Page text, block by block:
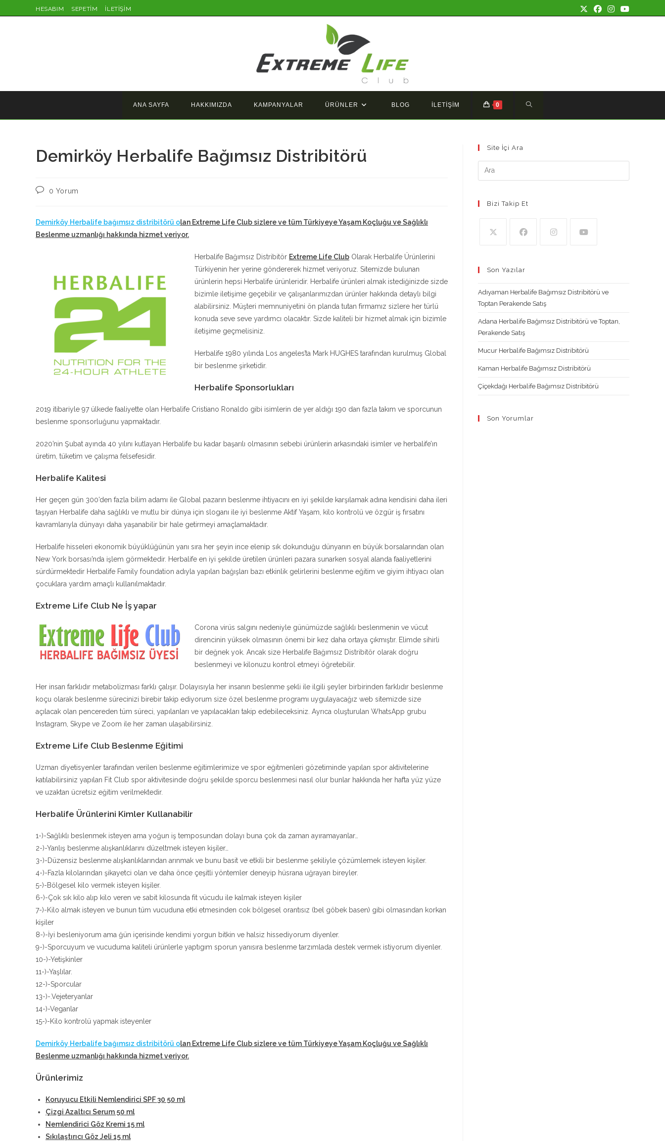
to
HESABIM SEPETİM İLETİŞİM
ANA SAYFA HAKKIMIZDA KAMPANYALAR ÜRÜNLER BLOG İLETİŞİM 0 TOGGLE
SEARCH
Demirköy Herbalife Bağımsız Distribitörü
Post0 Yorum
Demirköy Herbalife bağımsız distribitörü olan Extreme Life Club sizlere ve tüm Türkiyeye Yaşam Koçluğu ve Sağlıklı
Beslenme uzmanlığı hakkında hizmet veriyor.
Herbalife Bağımsız Distribitör Extreme Life Club Olarak Herbalife Ürünlerini
Türkiyenin her yerine göndererek hizmet veriyoruz. Sitemizde bulunan
ürünlerin hepsi Herbalife ürünleridir. Herbalife ürünleri almak istediğinizde sizde
bizimle iletişime geçebilir ve çalışanlarımızdan ürünler hakkında detaylı bilgi
alabilirsiniz. Müşteri memnuniyetini ön planda tutan firmamız sizlere her türlü
konuda seve seve yardımcı olacaktır. Sizde kaliteli bir hizmet almak için bizimle
iletişime geçmelisiniz.
Herbalife 1980 yılında Los angeles’ta Mark HUGHES tarafından kurulmuş Global
bir beslenme şirketidir.
Herbalife Sponsorlukları
2019 itibariyle 97 ülkede faaliyette olan Herbalife Cristiano Ronaldo gibi isimlerin de yer aldığı 190 dan fazla takım ve sporcunun
beslenme sponsorluğunu yapmaktadır.
2020’nin Şubat ayında 40 yılını kutlayan Herbalife bu kadar başarılı olmasının sebebi ürünlerin arkasındaki isimler ve herbalife’ın
üretim, tüketim ve çalışma felsefesidir.
Herbalife Kalitesi
Her geçen gün 300’den fazla bilim adamı ile Global pazarın beslenme ihtiyacını en iyi şekilde karşılamak adına kendisini daha ileri
taşıyan Herbalife daha sağlıklı ve mutlu bir dünya için sloganı ile iyi beslenme Aktif Yaşam, kilo kontrolü ve özgür iş fırsatını
kavramlarıyla dünyayı daha yaşanabilir bir hale getirmeyi amaçlamaktadır.
Herbalife hisseleri ekonomik büyüklüğünün yanı sıra her şeyin ince elenip sık dokunduğu dünyanın en büyük borsalarından olan
New York borsası’nda işlem görmektedir. Herbalife en iyi şekilde üretilen ürünleri pazara sunarken sosyal alanda faaliyetlerini
sürdürmektedir Herbalife Family foundation adıyla yapılan bağışları bazı etkinlik gelirlerini beslenme eğitim ve giyim ihtiyacı olan
çocuklara yardım amaçlı kullanılmaktadır.
Extreme Life Club Ne İş yapar
Corona virüs salgını nedeniyle günümüzde sağlıklı beslenmenin ve vücut
direncinin yüksek olmasının önemi bir kez daha ortaya çıkmıştır. Elimde sihirli
bir değnek yok. Ancak size Herbalife Bağımsız Distribitör olarak doğru
beslenmeyi ve kilonuzu kontrol etmeyi öğretebilir.
Her insan farklıdır metabolizması farklı çalışır. Dolayısıyla her insanın beslenme şekli ile ilgili şeyler birbirinden farklıdır beslenme
koçu olarak beslenme sürecinizi birebir takip ediyorum size özel beslenme programı uygulayacağız web sitemizde size
açılacak olan pencereden tüm süreci, yapılanları ve yapılacakları takip edebileceksiniz. Ayrıca oluşturulan WhatsApp grubu
Instagram, Skype ve Zoom ile her zaman ulaşabilirsiniz.
Extreme Life Club Beslenme Eğitimi
Uzman diyetisyenler tarafından verilen beslenme eğitimlerimize ve spor eğitmenleri gözetiminde yapılan spor aktivitelerine
katılabilirsiniz yapılan Fit Club spor aktivitesinde doğru şekilde sporcu beslenmesi nasıl olur bunlar hakkında her hafta yüz yüze
ve uzaktan ücretsiz eğitim verilmektedir.
Herbalife Ürünlerini Kimler Kullanabilir
1-)-Sağlıklı beslenmek isteyen ama yoğun iş temposundan dolayı buna çok da zaman ayıramayanlar…
2-)-Yanlış beslenme alışkanlıklarını düzeltmek isteyen kişiler…
3-)-Düzensiz beslenme alışkanlıklarından arınmak ve bunu basit ve etkili bir beslenme şekiliyle çözümlemek isteyen kişiler.
4-)-Fazla kilolarından şikayetci olan ve daha önce çeşitli yöntemler deneyip hüsrana uğrayan bireyler.
5-)-Bölgesel kilo vermek isteyen kişiler.
6-)-Çok sık kilo alıp kilo veren ve sabit kilosunda fit vücudu ile kalmak isteyen kişiler
7-)-Kilo almak isteyen ve bunun tüm vucuduna etki etmesinden cok bölgesel orantısız (bel göbek basen) gibi olmasından korkan
kişiler
8-)-İyi besleniyorum ama ğün içerisinde kendimi yorgun bitkin ve halsiz hissediyorum diyenler.
9-)-Sporcuyum ve vucuduma kaliteli ürünlerle yaptıgım sporun yanısıra beslenme tarzımlada destek vermek istiyorum diyenler.
10-)-Yetişkinler
11-)-Yaşlılar.
12-)-Sporcular
13-)-.Vejeteryanlar
14-)-Veganlar
15-)-Kilo kontrolü yapmak isteyenler
Demirköy Herbalife bağımsız distribitörü olan Extreme Life Club sizlere ve tüm Türkiyeye Yaşam Koçluğu ve Sağlıklı
Beslenme uzmanlığı hakkında hizmet veriyor.
Ürünlerimiz
Koruyucu Etkili Nemlendirici SPF 30 50 ml
Çizgi Azaltıcı Serum 50 ml
Nemlendirici Göz Kremi 15 ml
Sıkılaştırıcı Göz Jeli 15 ml
Site İçi Ara
Bizi Takip Et
a
new
tab
new
tab
new
tab
new
Son Yazılar
Adıyaman Herbalife Bağımsız Distribitörü ve
Toptan Perakende Satış
Adana Herbalife Bağımsız Distribitörü ve Toptan,
Perakende Satış
Mucur Herbalife Bağımsız Distribitörü
Kaman Herbalife Bağımsız Distribitörü
Çiçekdağı Herbalife Bağımsız Distribitörü
Son Yorumlar